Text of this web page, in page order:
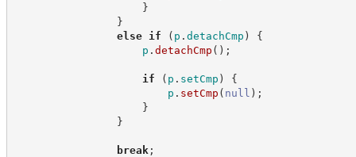
}
}
else
if ( p . detachCmp )
{
p . detachCmp ( ) ;
if ( p . setCmp )
{
p . setCmp ( null ) ;
}
}
break ;